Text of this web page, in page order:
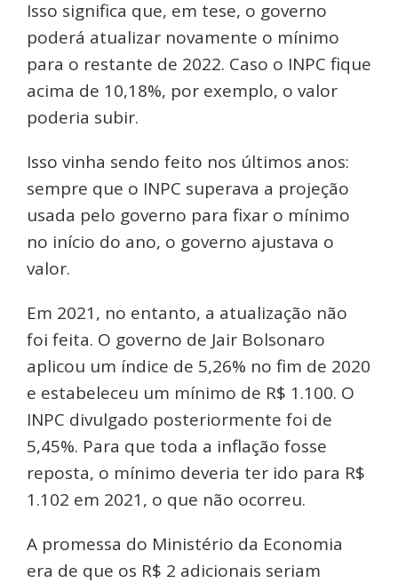
Isso significa que, em tese, o governo
poderá atualizar novamente o mínimo
para o restante de 2022. Caso o INPC fique
acima de 10,18%, por exemplo, o valor
poderia subir.
Isso vinha sendo feito nos últimos anos:
sempre que o INPC superava a projeção
usada pelo governo para fixar o mínimo
no início do ano, o governo ajustava o
valor.
Em 2021, no entanto, a atualização não
foi feita. O governo de Jair Bolsonaro
aplicou um índice de 5,26% no fim de 2020
e estabeleceu um mínimo de R$ 1.100. O
INPC divulgado posteriormente foi de
5,45%. Para que toda a inflação fosse
reposta, o mínimo deveria ter ido para R$
1.102 em 2021, o que não ocorreu.
A promessa do Ministério da Economia
era de que os R$ 2 adicionais seriam